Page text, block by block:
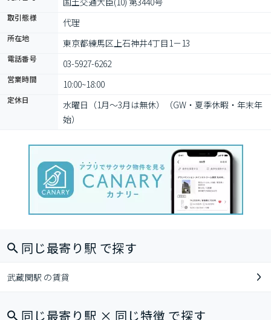
取引態様 代理
所在地 東京都練馬区上石神井4丁目1－13
電話番号 03-5927-6262
営業時間 10:00~18:00
定休日
水曜日（1月～3月は無休）（GW・夏季休暇・年末年
始）
同じ最寄り駅 で探す
武蔵関駅 の賃貸
同じ最寄り駅 × 同じ特徴 で探す